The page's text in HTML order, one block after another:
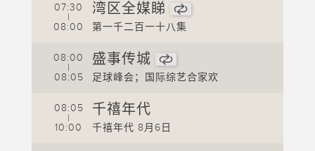
07:30
|
08:00
湾区全媒睇
第一千二百一十八集
08:00
|
08:05
盛事传城
足球峰会；国际综艺合家欢
08:05
|
10:00
千禧年代
千禧年代 8月6日